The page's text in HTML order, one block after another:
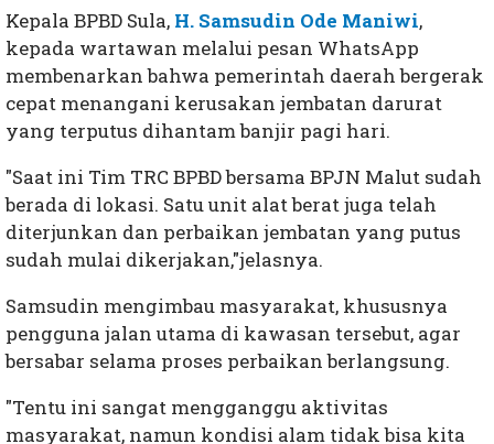
Kepala BPBD Sula, H. Samsudin Ode Maniwi,
kepada wartawan melalui pesan WhatsApp
membenarkan bahwa pemerintah daerah bergerak
cepat menangani kerusakan jembatan darurat
yang terputus dihantam banjir pagi hari.
"Saat ini Tim TRC BPBD bersama BPJN Malut sudah
berada di lokasi. Satu unit alat berat juga telah
diterjunkan dan perbaikan jembatan yang putus
sudah mulai dikerjakan,"jelasnya.
Samsudin mengimbau masyarakat, khususnya
pengguna jalan utama di kawasan tersebut, agar
bersabar selama proses perbaikan berlangsung.
"Tentu ini sangat mengganggu aktivitas
masyarakat, namun kondisi alam tidak bisa kita